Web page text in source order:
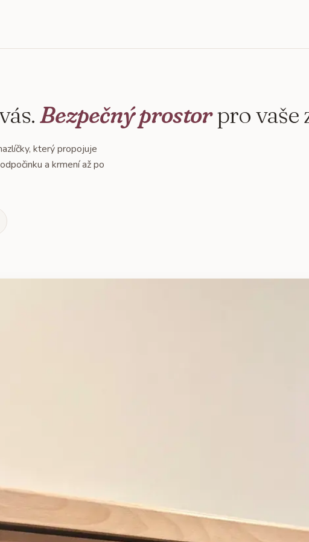
Bezpečný prostorpro vaše
který propojuje
a krmení až po